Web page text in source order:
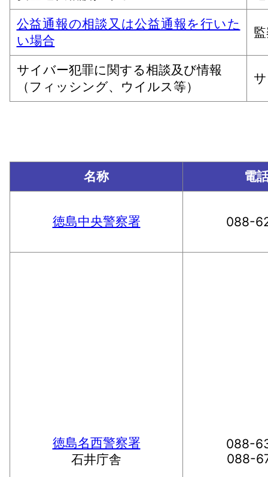
公益通報の相談又は公益通報を行いた
い場合
サイバー犯罪に関する相談及び情報
（フィッシング、ウイルス等）
名称 電
徳島中央警察署 088-
徳島名西警察署
石井庁舎
088-
088-